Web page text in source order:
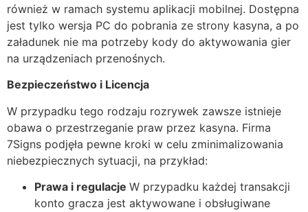
również w ramach systemu aplikacji mobilnej. Dostępna
jest tylko wersja PC do pobrania ze strony kasyna, a po
załadunek nie ma potrzeby kody do aktywowania gier
na urządzeniach przenośnych.
Bezpieczeństwo i Licencja
W przypadku tego rodzaju rozrywek zawsze istnieje
obawa o przestrzeganie praw przez kasyna. Firma
7Signs podjęła pewne kroki w celu zminimalizowania
niebezpiecznych sytuacji, na przykład:
Prawa i regulacje W przypadku każdej transakcji
konto gracza jest aktywowane i obsługiwane